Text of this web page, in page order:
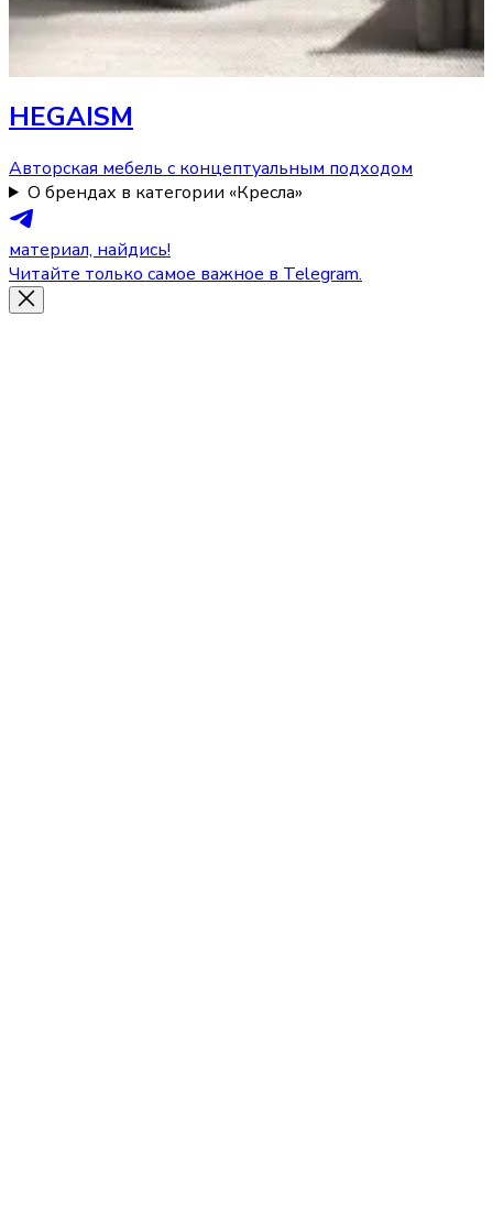
HEGAISM
Авторская мебель с концептуальным подходом
О брендах в категории «Кресла»
материал, найдись!
Читайте только самое важное в Telegram.